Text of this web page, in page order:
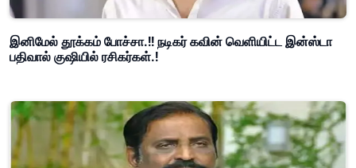
இனிமேல் தூக்கம் போச்சா.!! நடிகர் கவின் வெளியிட்ட இன்ஸ்டா
பதிவால் குஷியில் ரசிகர்கள்.!